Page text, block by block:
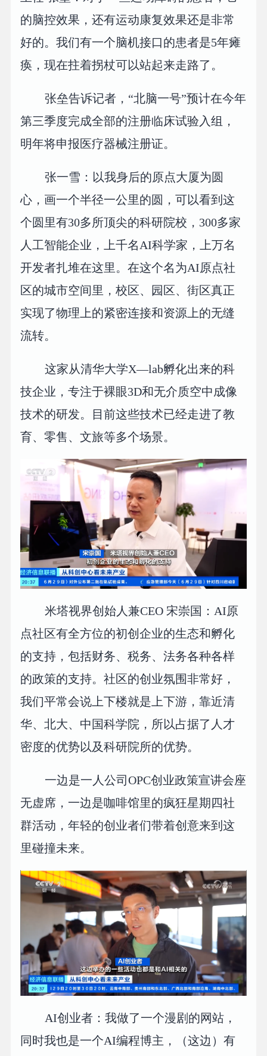
的脑控效果，还有运动康复效果还是非常
好的。我们有一个脑机接口的患者是5年瘫
痪，现在拄着拐杖可以站起来走路了。
张垒告诉记者，“北脑一号”预计在今年
第三季度完成全部的注册临床试验入组，
明年将申报医疗器械注册证。
张一雪：以我身后的原点大厦为圆
心，画一个半径一公里的圆，可以看到这
个圆里有30多所顶尖的科研院校，300多家
人工智能企业，上千名AI科学家，上万名
开发者扎堆在这里。在这个名为AI原点社
区的城市空间里，校区、园区、街区真正
实现了物理上的紧密连接和资源上的无缝
流转。
这家从清华大学X—lab孵化出来的科
技企业，专注于裸眼3D和无介质空中成像
技术的研发。目前这些技术已经走进了教
育、零售、文旅等多个场景。
米塔视界创始人兼CEO 宋崇国：AI原
点社区有全方位的初创企业的生态和孵化
的支持，包括财务、税务、法务各种各样
的政策的支持。社区的创业氛围非常好，
我们平常会说上下楼就是上下游，靠近清
华、北大、中国科学院，所以占据了人才
密度的优势以及科研院所的优势。
一边是一人公司OPC创业政策宣讲会座
无虚席，一边是咖啡馆里的疯狂星期四社
群活动，年轻的创业者们带着创意来到这
里碰撞未来。
AI创业者：我做了一个漫剧的网站，
同时我也是一个AI编程博主，（这边）有